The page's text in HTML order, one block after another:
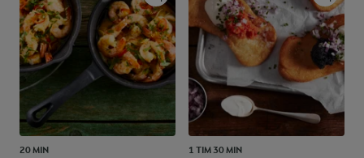
20 MIN 1 TIM 30 MIN